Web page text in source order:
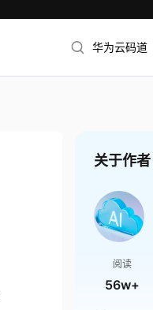
华为云码道
关于作者
阅读
56w+